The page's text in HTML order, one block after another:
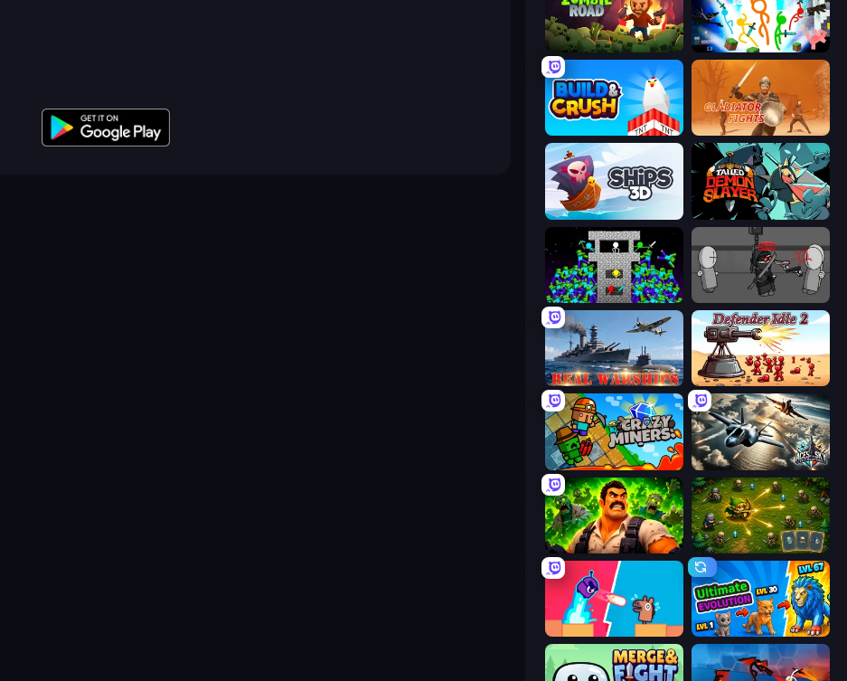
Zombie Road Stickman Epic
Build and Crush Gladiator Fights
Ships 3D Tailed Demon Slayer
Stick Epic Fighter Madness Project Nexus
Real Warships Defender Idle 2
Crazy Miners Aces of the Sky: Epic Dogfights
Zombie Lab Escape Tiny Ranger
Boom Slingers ReBoom Ultimate Evolution